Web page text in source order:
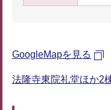
GoogleMapを見る
法隆寺東院礼堂ほか2